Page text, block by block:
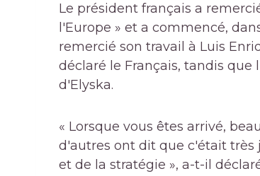
Le président français a
l'Europe » et a commencé,
remercié son travail à Luis
déclaré le Français, tandis
d'Elyska.
« Lorsque vous êtes arrivé,
d'autres ont dit que c'était très
et de la stratégie », a-t-il